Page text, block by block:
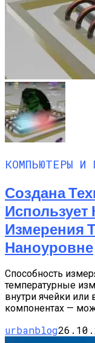
КОМПЬЮТЕРЫ И
Создана
Измерения
Наноуровне
Способность
температурные
внутри ячейки
компонентах —
urbanblog